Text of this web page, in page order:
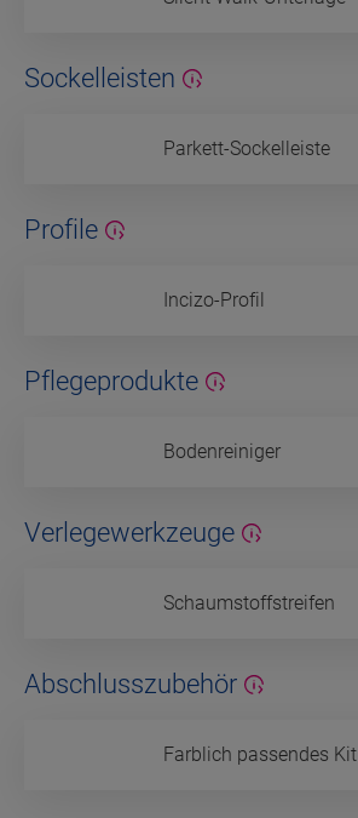
Sockelleisten
Parkett-Sockelleiste
Profile
Incizo-Profil
Pflegeprodukte
Bodenreiniger
Verlegewerkzeuge
Schaumstoffstreifen
Abschlusszubehör
Farblich passendes Kit